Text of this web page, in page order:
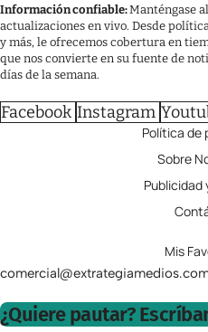
Información confiable:Manténgase
actualizaciones en vivo. Desde
y más, le ofrecemos cobertura en
que nos convierte en su fuente de
días de la semana.
Facebook Instagram
Política de
Sobre
Publicidad
Mis
¿Quiere pautar?